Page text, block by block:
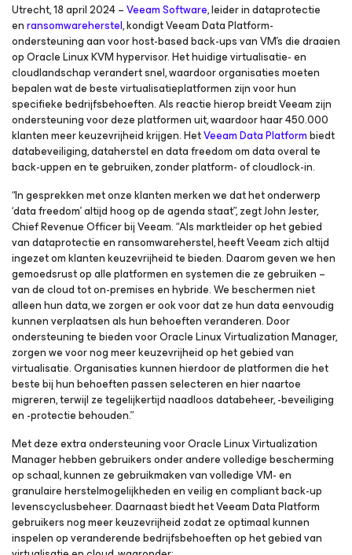
Utrecht, 18 april 2024–Veeam Software, leider in dataprotectie
enransomwareherstel, kondigt Veeam Data Platform-
ondersteuning aan voor host-based back-ups van VM’s die draaien
op Oracle Linux KVM hypervisor. Het huidige virtualisatie- en
cloudlandschap verandert snel, waardoor organisaties moeten
bepalen wat de beste virtualisatieplatformen zijn voor hun
specifieke bedrijfsbehoeften. Als reactie hierop breidt Veeam zijn
ondersteuning voor deze platformen uit, waardoor haar 450.000
klanten meer keuzevrijheid krijgen. HetVeeam Data Platformbiedt
databeveiliging, dataherstel en data freedom om data overal te
back-uppen en te gebruiken, zonder platform- of cloudlock-in.
“In gesprekken met onze klanten merken we dat het onderwerp
‘data freedom’ altijd hoog op de agenda staat”, zegt John Jester,
Chief Revenue Officer bij Veeam. “Als marktleider op het gebied
van dataprotectie en ransomwareherstel, heeft Veeam zich altijd
ingezet om klanten keuzevrijheid te bieden. Daarom geven we hen
gemoedsrust op alle platformen en systemen die ze gebruiken –
van de cloud tot on-premises en hybride. We beschermen niet
alleen hun data, we zorgen er ook voor dat ze hun data eenvoudig
kunnen verplaatsen als hun behoeften veranderen. Door
ondersteuning te bieden voor Oracle Linux Virtualization Manager,
zorgen we voor nog meer keuzevrijheid op het gebied van
virtualisatie. Organisaties kunnen hierdoor de platformen die het
beste bij hun behoeften passen selecteren en hier naartoe
migreren, terwijl ze tegelijkertijd naadloos databeheer, -beveiliging
en -protectie behouden.”
Met deze extra ondersteuning voor Oracle Linux Virtualization
Manager hebben gebruikers onder andere volledige bescherming
op schaal, kunnen ze gebruikmaken van volledige VM- en
granulaire herstelmogelijkheden en veilig en compliant back-up
levenscyclusbeheer. Daarnaast biedt het Veeam Data Platform
gebruikers nog meer keuzevrijheid zodat ze optimaal kunnen
inspelen op veranderende bedrijfsbehoeften op het gebied van